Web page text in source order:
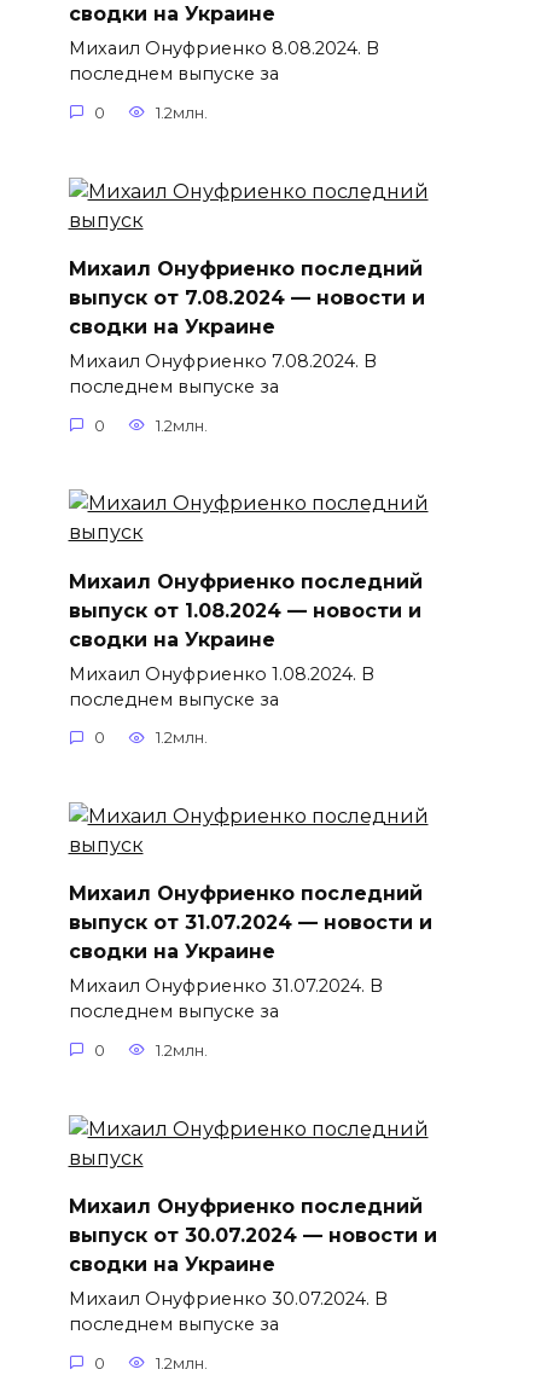
сводки на Украине
Михаил Онуфриенко 8.08.2024. В
последнем выпуске за
0 1.2млн.
Михаил Онуфриенко последний
выпуск от 7.08.2024 — новости и
сводки на Украине
Михаил Онуфриенко 7.08.2024. В
последнем выпуске за
0 1.2млн.
Михаил Онуфриенко последний
выпуск от 1.08.2024 — новости и
сводки на Украине
Михаил Онуфриенко 1.08.2024. В
последнем выпуске за
0 1.2млн.
Михаил Онуфриенко последний
выпуск от 31.07.2024 — новости и
сводки на Украине
Михаил Онуфриенко 31.07.2024. В
последнем выпуске за
0 1.2млн.
Михаил Онуфриенко последний
выпуск от 30.07.2024 — новости и
сводки на Украине
Михаил Онуфриенко 30.07.2024. В
последнем выпуске за
0 1.2млн.